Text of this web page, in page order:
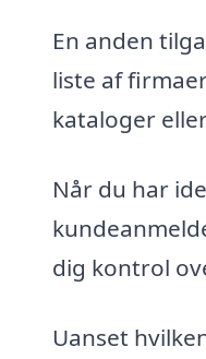
En anden
liste af
kataloger
Når du har
dig kontrol
Uanset